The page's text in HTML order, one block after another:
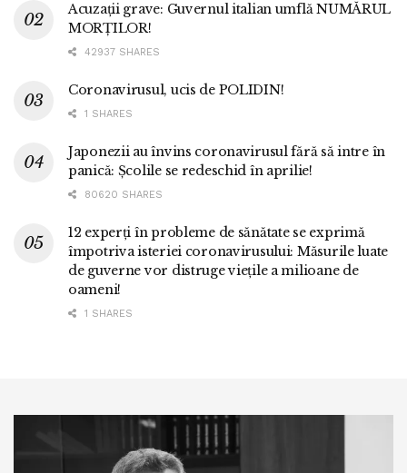
Acuzații grave: Guvernul italian umflă NUMĂRUL
MORȚILOR!
42937 SHARES
Coronavirusul, ucis de POLIDIN!
1 SHARES
Japonezii au învins coronavirusul fără să intre în
panică: Școlile se redeschid în aprilie!
80620 SHARES
12 experți în probleme de sănătate se exprimă
împotriva isteriei coronavirusului: Măsurile luate
de guverne vor distruge viețile a milioane de
oameni!
1 SHARES